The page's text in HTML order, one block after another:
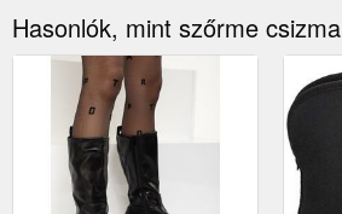
Hasonlók, mint szőrme csizma